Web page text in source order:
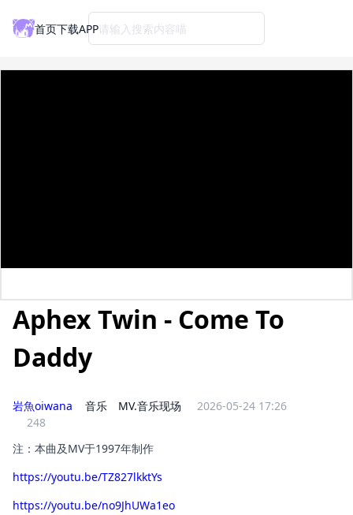
首页下载APP请输入搜索内容喵
Aphex Twin - Come To
Daddy
岩魚oiwana 音乐 MV.音乐现场
2026-05-24 17:26
248
注：本曲及MV于1997年制作
https://youtu.be/TZ827lkktYs
https://youtu.be/no9JhUWa1eo